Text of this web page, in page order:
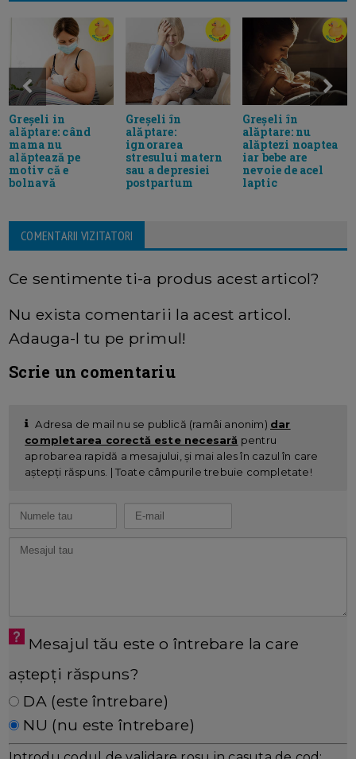
Greșeli in
alăptare: când
mama nu
alăptează pe
motiv că e
bolnavă
Greșeli în
alăptare:
ignorarea
stresului matern
sau a depresiei
postpartum
Greșeli în
alăptare: nu
alăptezi noaptea
iar bebe are
nevoie de acel
laptic
COMENTARII VIZITATORI
Ce sentimente ti-a produs acest articol?
Nu exista comentarii la acest articol.
Adauga-l tu pe primul!
Scrie un comentariu
Adresa de mail nu se publică (ramâi anonim) dar
completarea corectă este necesară pentru
aprobarea rapidă a mesajului, și mai ales în cazul în care
aștepți răspuns. | Toate câmpurile trebuie completate!
Mesajul tău este o întrebare la care
aștepți răspuns?
DA (este întrebare)
NU (nu este întrebare)